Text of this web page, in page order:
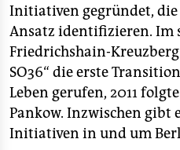
Initiativen gegründet, die
Ansatz identifizieren. Im
Friedrichshain-
SO36“ die erste
Leben gerufen, 2011
Pankow. Inzwischen gibt
Initiativen in und um